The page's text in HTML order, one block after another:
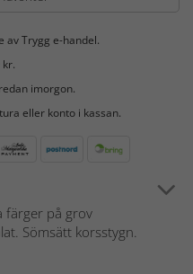
av Trygg e-handel.
imorgon.
eller konto i kassan.
färger på grov
Sömsätt korsstygn.